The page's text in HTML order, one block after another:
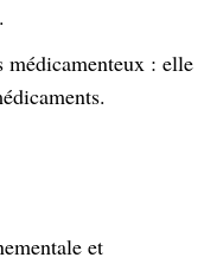
médicamenteux : elle
et